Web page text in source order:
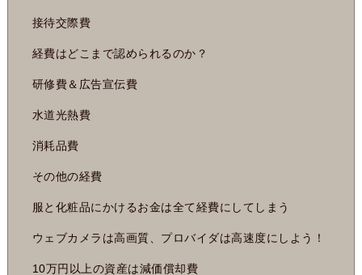
接待交際費
経費はどこまで認められるのか？
研修費＆広告宣伝費
水道光熱費
消耗品費
その他の経費
服と化粧品にかけるお金は全て経費にしてしまう
ウェブカメラは高画質、プロバイダは高速度にしよう！
10万円以上の資産は減価償却費